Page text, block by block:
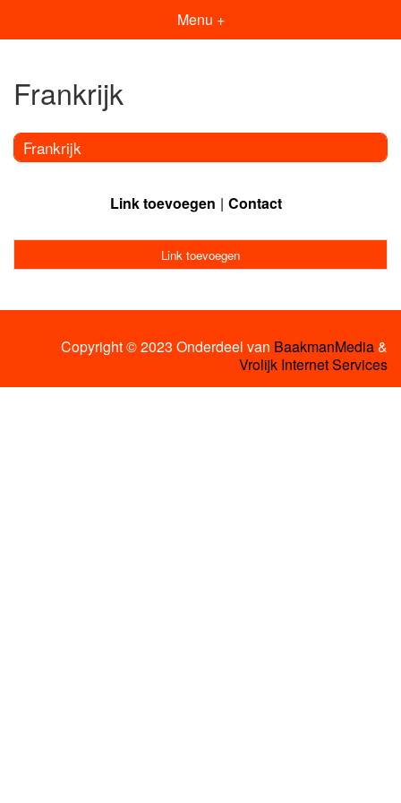
Menu +
Frankrijk
Frankrijk
Link toevoegen Contact
Link toevoegen
Copyright © 2023 Onderdeel van BaakmanMedia&
Vrolijk Internet Services